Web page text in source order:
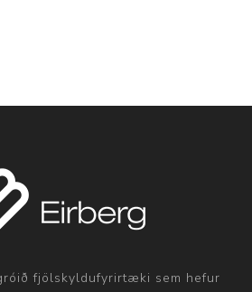
fjölskyldufyrirtæki sem hefur